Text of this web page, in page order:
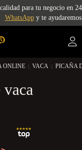
para tu negocio en
WhatsAppy te ayudaremos
ONLINE VACA PICAÑA
vaca